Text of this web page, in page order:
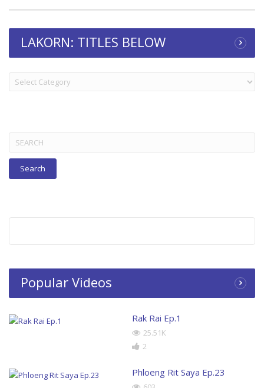
LAKORN: TITLES BELOW
LAKORN:
TITLES
Search
for:
Popular Videos
Rak Rai Ep.1
25.51K
2
Phloeng Rit Saya Ep.23